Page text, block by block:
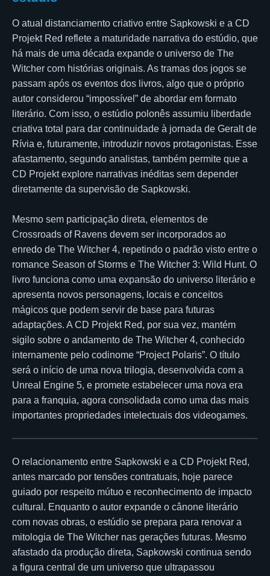
O atual distanciamento criativo entre Sapkowski e a CD
Projekt Red reflete a maturidade narrativa do estúdio, que
há mais de uma década expande o universo de The
Witcher com histórias originais. As tramas dos jogos se
passam após os eventos dos livros, algo que o próprio
autor considerou “impossível” de abordar em formato
literário. Com isso, o estúdio polonês assumiu liberdade
criativa total para dar continuidade à jornada de Geralt de
Rívia e, futuramente, introduzir novos protagonistas. Esse
afastamento, segundo analistas, também permite que a
CD Projekt explore narrativas inéditas sem depender
diretamente da supervisão de Sapkowski.
Mesmo sem participação direta, elementos de
Crossroads of Ravens devem ser incorporados ao
enredo de The Witcher 4, repetindo o padrão visto entre o
romance Season of Storms e The Witcher 3: Wild Hunt. O
livro funciona como uma expansão do universo literário e
apresenta novos personagens, locais e conceitos
mágicos que podem servir de base para futuras
adaptações. A CD Projekt Red, por sua vez, mantém
sigilo sobre o andamento de The Witcher 4, conhecido
internamente pelo codinome “Project Polaris”. O título
será o início de uma nova trilogia, desenvolvida com a
Unreal Engine 5, e promete estabelecer uma nova era
para a franquia, agora consolidada como uma das mais
importantes propriedades intelectuais dos videogames.
O relacionamento entre Sapkowski e a CD Projekt Red,
antes marcado por tensões contratuais, hoje parece
guiado por respeito mútuo e reconhecimento de impacto
cultural. Enquanto o autor expande o cânone literário
com novas obras, o estúdio se prepara para renovar a
mitologia de The Witcher nas gerações futuras. Mesmo
afastado da produção direta, Sapkowski continua sendo
a figura central de um universo que ultrapassou